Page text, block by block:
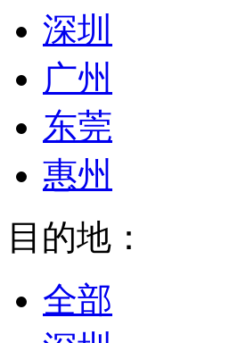
深圳
广州
东莞
惠州
目的地：
全部